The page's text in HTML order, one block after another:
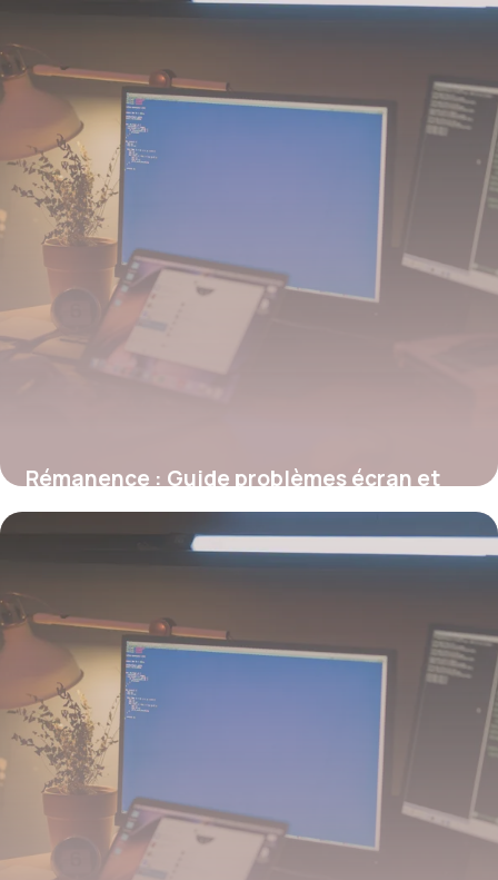
Rémanence : Guide problèmes écran et
solutions